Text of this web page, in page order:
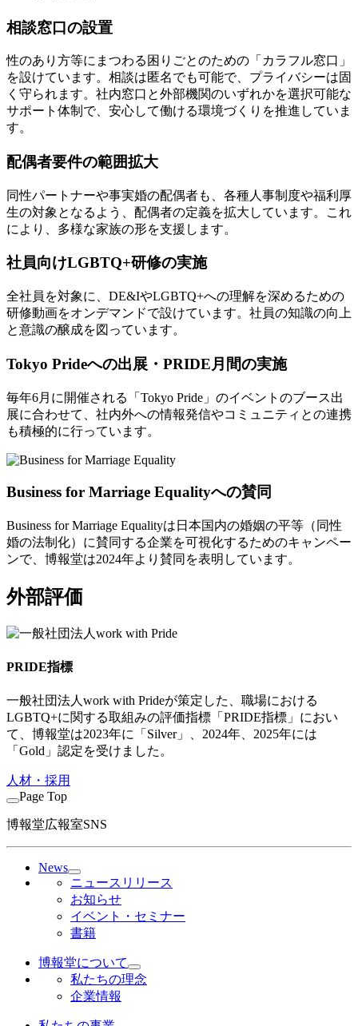
相談窓口の設置
性のあり方等にまつわる困りごとのための「カラフル窓口」
を設けています。相談は匿名でも可能で、プライバシーは固
く守られます。社内窓口と外部機関のいずれかを選択可能な
サポート体制で、安心して働ける環境づくりを推進していま
す。
配偶者要件の範囲拡大
同性パートナーや事実婚の配偶者も、各種人事制度や福利厚
生の対象となるよう、配偶者の定義を拡大しています。これ
により、多様な家族の形を支援します。
社員向けLGBTQ+研修の実施
全社員を対象に、DE&IやLGBTQ+への理解を深めるための
研修動画をオンデマンドで設けています。社員の知識の向上
と意識の醸成を図っています。
Tokyo Prideへの出展・PRIDE月間の実施
毎年6月に開催される「Tokyo Pride」のイベントのブース出
展に合わせて、社内外への情報発信やコミュニティとの連携
も積極的に行っています。
Business for Marriage Equalityへの賛同
Business for Marriage Equalityは日本国内の婚姻の平等（同性
婚の法制化）に賛同する企業を可視化するためのキャンペー
ンで、博報堂は2024年より賛同を表明しています。
外部評価
PRIDE指標
一般社団法人work with Prideが策定した、職場における
LGBTQ+に関する取組みの評価指標「PRIDE指標」におい
て、博報堂は2023年に「Silver」、2024年、2025年には
「Gold」認定を受けました。
人材・採用
Page Top
博報堂広報室SNS
News
ニュースリリース
お知らせ
イベント・セミナー
書籍
博報堂について
私たちの理念
企業情報